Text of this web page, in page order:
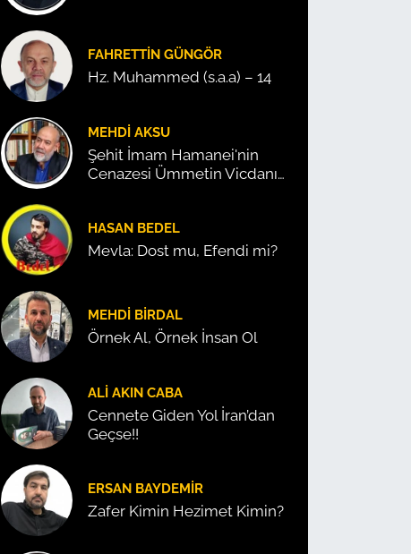
FAHRETTIN GÜNGÖR
Hz. Muhammed (s.a.a) – 14
MEHDI AKSU
Şehit İmam Hamanei'nin
Cenazesi Ümmetin Vicdanını
HASAN BEDEL
Mevla: Dost mu, Efendi mi?
MEHDI BIRDAL
Örnek Al, Örnek İnsan Ol
ALI AKIN CABA
Cennete Giden Yol İran’dan
Geçse!!
ERSAN BAYDEMIR
Zafer Kimin Hezimet Kimin?